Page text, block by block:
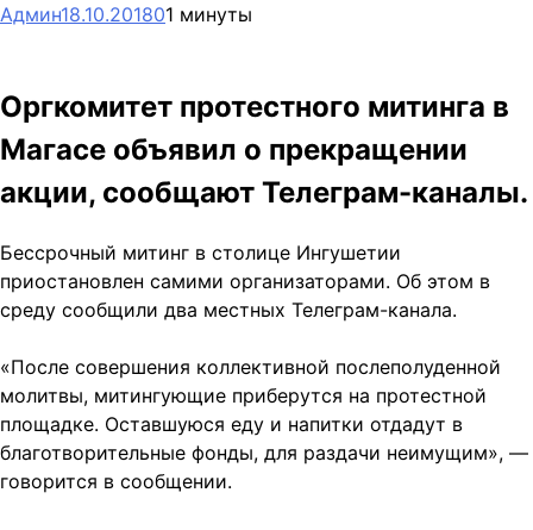
Админ18.10.201801 минуты
Оргкомитет протестного митинга в
Магасе объявил о прекращении
акции, сообщают Телеграм-каналы.
Бессрочный митинг в столице Ингушетии
приостановлен самими организаторами. Об этом в
среду сообщили два местных Телеграм-канала.
«После совершения коллективной послеполуденной
молитвы, митингующие приберутся на протестной
площадке. Оставшуюся еду и напитки отдадут в
благотворительные фонды, для раздачи неимущим», —
говорится в сообщении.